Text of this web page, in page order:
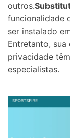
outros.
funcionalidade
ser instalado
Entretanto,
privacidade
especialistas.